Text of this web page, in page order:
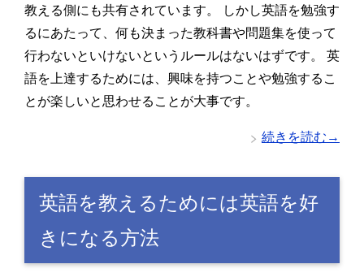
教える側にも共有されています。 しかし英語を勉強す
るにあたって、何も決まった教科書や問題集を使って
行わないといけないというルールはないはずです。 英
語を上達するためには、興味を持つことや勉強するこ
とが楽しいと思わせることが大事です。
続きを読む→
英語を教えるためには英語を好
きになる方法